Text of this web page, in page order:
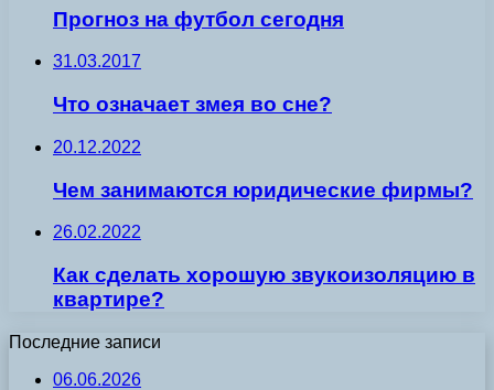
Прогноз на футбол сегодня
31.03.2017
Что означает змея во сне?
20.12.2022
Чем занимаются юридические фирмы?
26.02.2022
Как сделать хорошую звукоизоляцию в
квартире?
Последние записи
06.06.2026